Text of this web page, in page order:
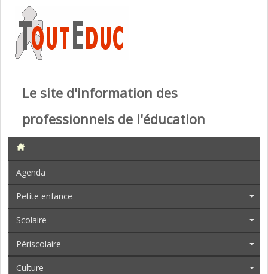
Le site d'information des
professionnels de l'éducation
Agenda
Petite enfance
Scolaire
Périscolaire
Culture